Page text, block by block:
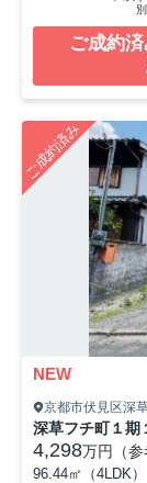
別
ご成約
ご成約済み
NEW
京都市伏見区深
深草フチ町１期
4,298万円（参
96.44㎡（4LDK）